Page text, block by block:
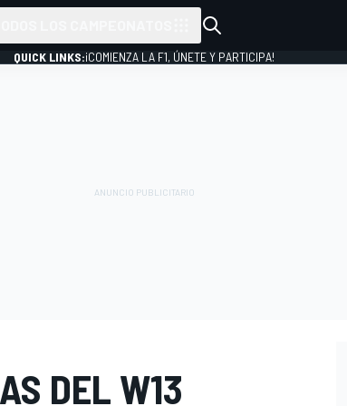
QUICK LINKS:¡COMIENZA LA F1, ÚNETE Y PARTICIPA!
DEL W13